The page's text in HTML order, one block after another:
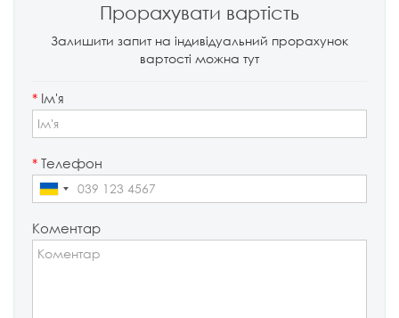
Прорахувати вартість
Залишити запит на індивідуальний прорахунок
вартості можна тут
* Ім'я
* Телефон
Коментар